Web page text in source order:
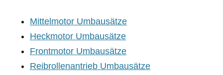
Mittelmotor Umbausätze
Heckmotor Umbausätze
Frontmotor Umbausätze
Reibrollenantrieb Umbausätze